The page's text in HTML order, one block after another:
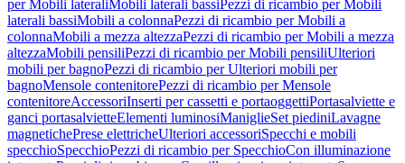
per Mobili lateraliMobili laterali bassiPezzi di ricambio per Mobili
laterali bassiMobili a colonnaPezzi di ricambio per Mobili a
colonnaMobili a mezza altezzaPezzi di ricambio per Mobili a mezza
altezzaMobili pensiliPezzi di ricambio per Mobili pensiliUlteriori
mobili per bagnoPezzi di ricambio per Ulteriori mobili per
bagnoMensole contenitorePezzi di ricambio per Mensole
contenitoreAccessoriInserti per cassetti e portaoggettiPortasalviette e
ganci portasalvietteElementi luminosiManiglieSet piediniLavagne
magnetichePrese elettricheUlteriori accessoriSpecchi e mobili
specchioSpecchioPezzi di ricambio per SpecchioCon illuminazione